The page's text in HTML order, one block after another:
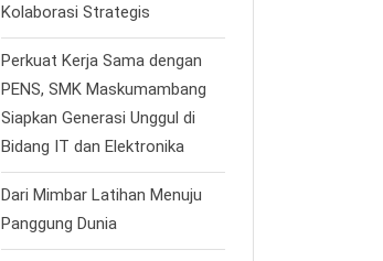
Kolaborasi Strategis
Perkuat Kerja Sama dengan
PENS, SMK Maskumambang
Siapkan Generasi Unggul di
Bidang IT dan Elektronika
Dari Mimbar Latihan Menuju
Panggung Dunia